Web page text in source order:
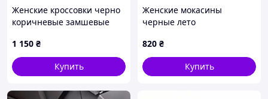
Женские кроссовки черно
коричневые замшевые
1 150 ₴
Купить
Женские мокасины
черные лето
820 ₴
Купить